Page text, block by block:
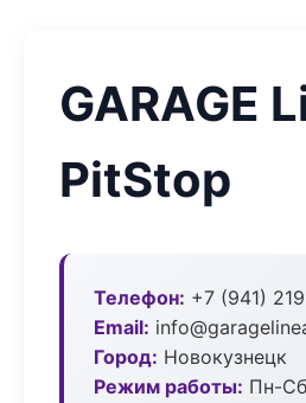
GARAGE
PitStop
Телефон: +7 (941)
Email:
Город: Новокузнецк
Режим работы: Пн-